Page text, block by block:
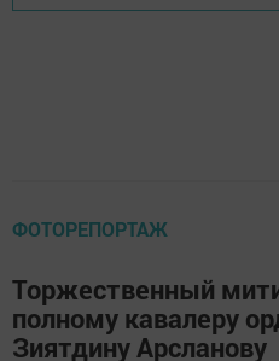
ФОТОРЕПОРТАЖ
Торжественный
полному кавалеру
Зиятдину Арсланову